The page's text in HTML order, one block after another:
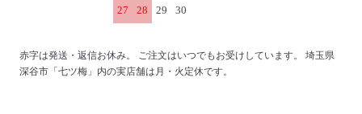
27 28 29 30
赤字は発送・返信お休み。 ご注文はいつでもお受けしています。 埼玉県
深谷市「七ツ梅」内の実店舗は月・火定休です。